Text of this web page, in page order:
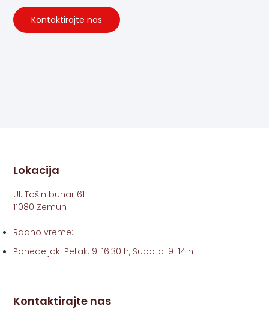
Kontaktirajte nas
Kontaktirajte nas
Lokacija
Ul. Tošin bunar 61
11080 Zemun
Radno vreme:
Ponedeljak-Petak: 9-16:30 h, Subota: 9-14 h